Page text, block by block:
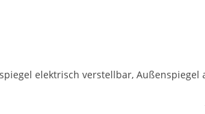
elektrisch verstellbar, Außenspiegel